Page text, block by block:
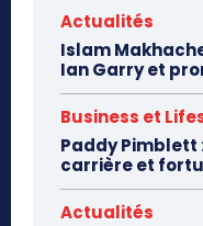
Actualités
Islam
Ian Garry et
Business et
Paddy Pimblett
carrière et
Actualités